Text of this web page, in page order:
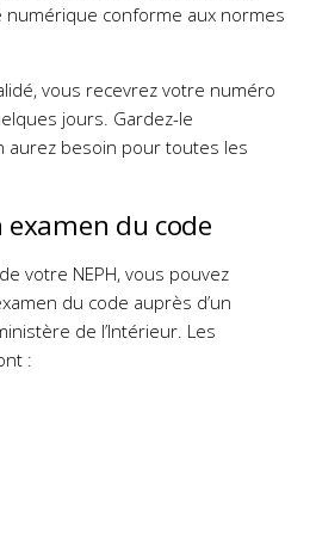
numérique conforme aux normes
vous recevrez votre numéro
jours. Gardez-le
aurez besoin pour toutes les
examen du code
votre NEPH, vous pouvez
du code auprès d’un
de l’Intérieur. Les
: